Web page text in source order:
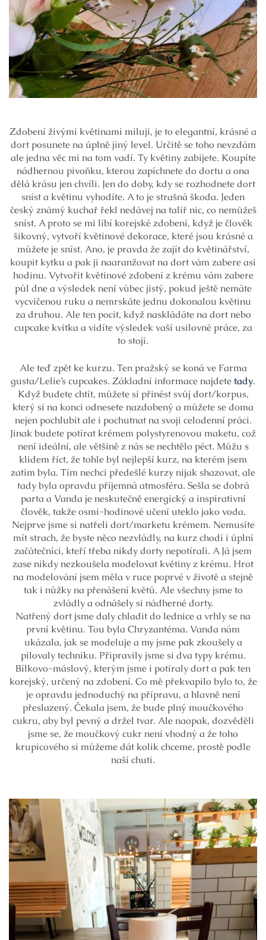
Zdobení živými květinami miluji, je to elegantní, krásné a
dort posunete na úplně jiný level. Určitě se toho nevzdám
ale jedna věc mi na tom vadí. Ty květiny zabijete. Koupíte
nádhernou pivoňku, kterou zapíchnete do dortu a ona
dělá krásu jen chvíli. Jen do doby, kdy se rozhodnete dort
sníst a květinu vyhodíte. A to je strašná škoda. Jeden
český známý kuchař řekl nedávej na talíř nic, co nemůžeš
sníst. A proto se mi líbí korejské zdobení, když je člověk
šikovný, vytvoří květinové dekorace, které jsou krásné a
můžete je sníst. Ano, je pravda že zajít do květinářství,
koupit kytku a pak ji naaranžovat na dort vám zabere asi
hodinu. Vytvořit květinové zdobení z krému vám zabere
půl dne a výsledek není vůbec jistý, pokud ještě nemáte
vycvičenou ruku a nemrskáte jednu dokonalou květinu
za druhou. Ale ten pocit, když naskládáte na dort nebo
cupcake kvítka a vidíte výsledek vaší usilovné práce, za
to stojí.
Ale teď zpět ke kurzu. Ten pražský se koná ve Farma
gusta/Lelie’s cupcakes. Základní informace najdetetady.
Když budete chtít, můžete si přinést svůj dort/korpus,
který si na konci odnesete nazdobený a můžete se doma
nejen pochlubit ale i pochutnat na svoji celodenní práci.
Jinak budete potírat krémem polystyrenovou maketu, což
není ideální, ale většině z nás se nechtělo péct. Můžu s
klidem říct, že tohle byl nejlepší kurz, na kterém jsem
zatím byla. Tím nechci předešlé kurzy nijak shazovat, ale
tady byla opravdu příjemná atmosféra. Sešla se dobrá
parta a Vanda je neskutečně energický a inspirativní
člověk, takže osmi-hodinové učení uteklo jako voda.
Nejprve jsme si natřeli dort/marketu krémem. Nemusíte
mít strach, že byste něco nezvládly, na kurz chodí i úplní
začátečníci, kteří třeba nikdy dorty nepotírali. A Já jsem
zase nikdy nezkoušela modelovat květiny z krému. Hrot
na modelování jsem měla v ruce poprvé v životě a stejně
tak i nůžky na přenášení květů. Ale všechny jsme to
zvládly a odnášely si nádherné dorty.
Natřený dort jsme daly chladit do lednice a vrhly se na
první květinu. Tou byla Chryzantéma. Vanda nám
ukázala, jak se modeluje a my jsme pak zkoušely a
pilovaly techniku. Připravily jsme si dva typy krému.
Bílkovo-máslový, kterým jsme i potíraly dort a pak ten
korejský, určený na zdobení. Co mě překvapilo bylo to, že
je opravdu jednoduchý na přípravu, a hlavně není
přeslazený. Čekala jsem, že bude plný moučkového
cukru, aby byl pevný a držel tvar. Ale naopak, dozvěděli
jsme se, že moučkový cukr není vhodný a že toho
krupicového si můžeme dát kolik chceme, prostě podle
naší chuti.